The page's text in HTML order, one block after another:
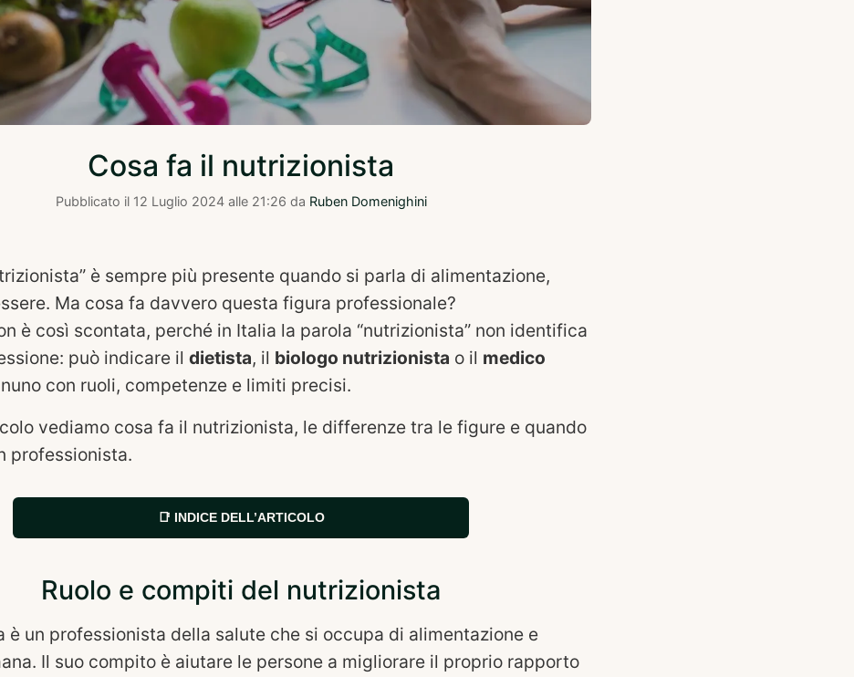
Cosa fa il nutrizionista
Pubblicato il 12 Luglio 2024 alle 21:26 da Ruben Domenighini
è sempre più presente quando si parla di alimentazione,
Ma cosa fa davvero questa figura professionale?
è così scontata, perché in Italia la parola “nutrizionista” non identifica
può indicare il dietista, il biologo nutrizionista o il medico
con ruoli, competenze e limiti precisi.
vediamo cosa fa il nutrizionista, le differenze tra le figure e quando
professionista.
📑 INDICE DELL’ARTICOLO
Ruolo e compiti del nutrizionista
è un professionista della salute che si occupa di alimentazione e
Il suo compito è aiutare le persone a migliorare il proprio rapporto